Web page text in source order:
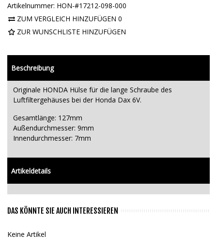
Artikelnummer: HON-#17212-098-000
ZUM VERGLEICH HINZUFÜGEN 0
ZUR WUNSCHLISTE HINZUFÜGEN
Beschreibung
Originale HONDA Hülse für die lange Schraube des
Luftfiltergehäuses bei der Honda Dax 6V.
Gesamtlänge: 127mm
Außendurchmesser: 9mm
Innendurchmesser: 7mm
Artikeldetails
DAS KÖNNTE SIE AUCH INTERESSIEREN
Keine Artikel